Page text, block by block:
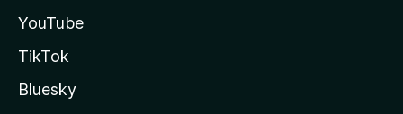
YouTube
TikTok
Bluesky